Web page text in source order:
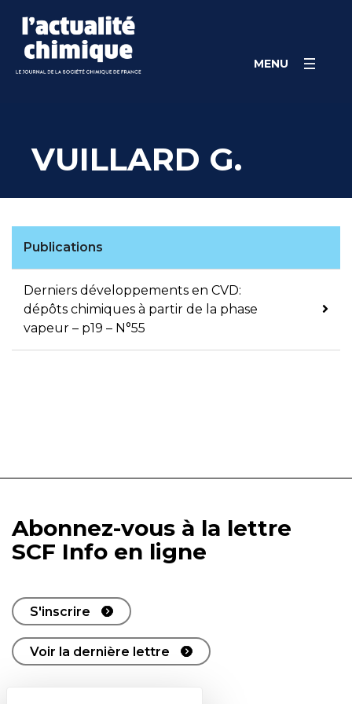
content
MENU
VUILLARD G.
Publications
Derniers développements en CVD:
dépôts chimiques à partir de la phase
vapeur – p19 – N°55
Abonnez-vous à la lettre
SCF Info en ligne
S'inscrire
Voir la dernière lettre